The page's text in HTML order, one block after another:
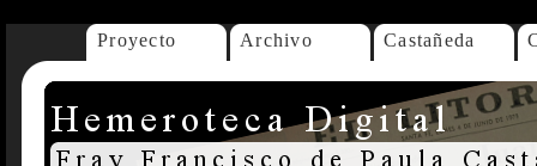
Proyecto Archivo Castañeda